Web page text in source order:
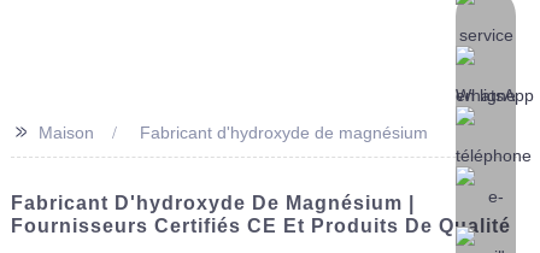
>> Maison Fabricant d'hydroxyde de magnésium
Fabricant D'hydroxyde De Magnésium |
Fournisseurs Certifiés CE Et Produits De Qualité